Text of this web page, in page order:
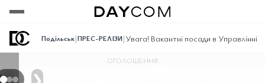
Подільськ|ПРЕС-РЕЛІЗИ|Увага! Вакантні посади в Управлінні
Переглянути
Переглянути
Переглянути
ОГОЛОШЕННЯ